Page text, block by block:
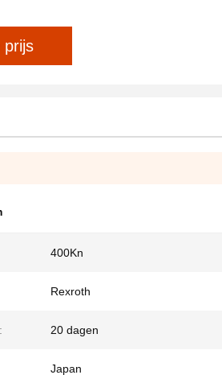
prijs
400Kn
Rexroth
20 dagen
Japan